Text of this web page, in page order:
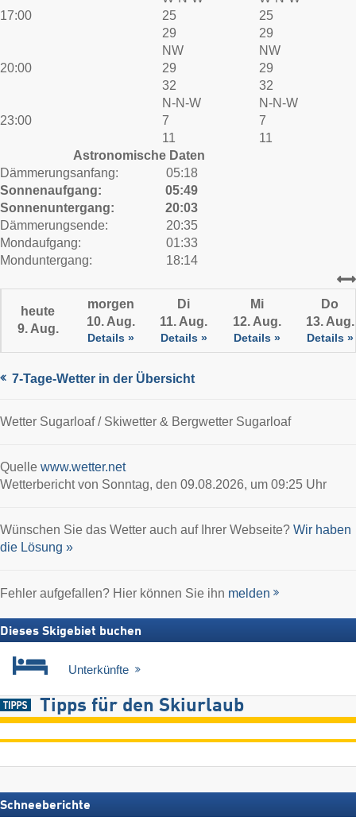
17:00
25
29
25
29
20:00
NW
29
32
NW
29
32
23:00
N-N-W
7
11
N-N-W
7
11
Astronomische Daten
Dämmerungsanfang:
Sonnenaufgang:
Sonnenuntergang:
Dämmerungsende:
05:18
05:49
20:03
20:35
Mondaufgang:
Monduntergang:
01:33
18:14
heute
9. Aug.
morgen
10. Aug.
Details »
Di
11. Aug.
Details »
Mi
12. Aug.
Details »
Do
13. Aug.
Details »
7-Tage-Wetter in der Übersicht
Wetter Sugarloaf / Skiwetter & Bergwetter Sugarloaf
Quelle www.wetter.net
Wetterbericht von Sonntag, den 09.08.2026, um 09:25 Uhr
Wünschen Sie das Wetter auch auf Ihrer Webseite? Wir haben
die Lösung »
Fehler aufgefallen? Hier können Sie ihn melden
Dieses Skigebiet buchen
Unterkünfte
Tipps für den Skiurlaub
Schneeberichte